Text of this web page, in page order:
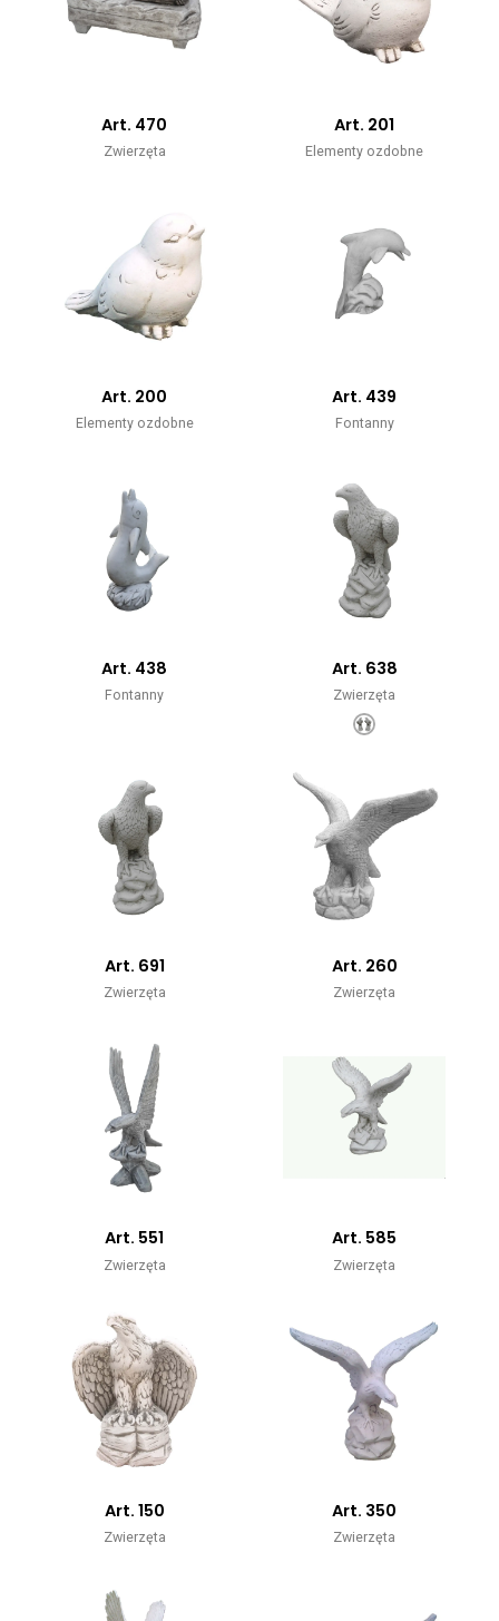
Art. 470
Zwierzęta
Art. 201
Elementy ozdobne
Art. 200
Elementy ozdobne
Art. 439
Fontanny
Art. 438
Fontanny
Art. 638
Zwierzęta
Art. 691
Zwierzęta
Art. 260
Zwierzęta
Art. 551
Zwierzęta
Art. 585
Zwierzęta
Art. 150
Zwierzęta
Art. 350
Zwierzęta